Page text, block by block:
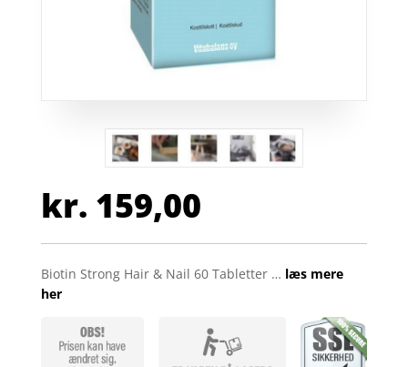
kr. 159,00
Biotin Strong Hair & Nail 60 Tabletter … læs mere
her